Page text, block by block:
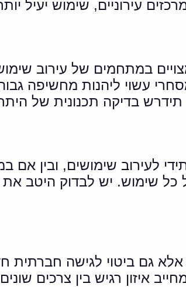
עירוניים, שימוש יעיל יותר
במתחמים של עירוב
עשוי ליהנות מחשיפה
בדיקה תכנונית של
לעירוב שימושים, ובין
שימוש. יש לבדוק היטב את
– אלא גם ביטוי לגישה
איזון רגיש בין צרכים